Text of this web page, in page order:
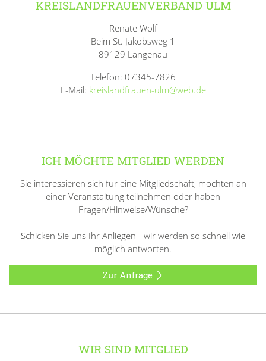
KREISLANDFRAUENVERBAND ULM
Renate Wolf
Beim St. Jakobsweg 1
89129 Langenau
Telefon: 07345-7826
E-Mail: kreislandfrauen-ulm@web.de
ICH MÖCHTE MITGLIED WERDEN
Sie interessieren sich für eine Mitgliedschaft, möchten an
einer Veranstaltung teilnehmen oder haben
Fragen/Hinweise/Wünsche?
Schicken Sie uns Ihr Anliegen - wir werden so schnell wie
möglich antworten.
Zur Anfrage
WIR SIND MITGLIED